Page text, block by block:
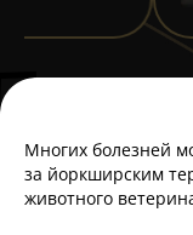
Многих болезней
за йоркширским
животного